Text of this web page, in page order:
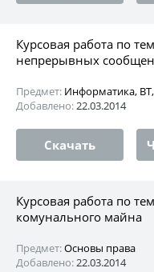
Курсовая работа по
непрерывных
Предмет: Информатика,
Добавлено:22.03.2014
Скачать
Курсовая работа по
комунального майна
Предмет:Основы права
Добавлено:22.03.2014